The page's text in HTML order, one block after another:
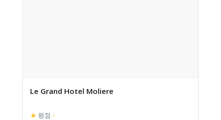
Le Grand Hotel Moliere
★ 평점 –